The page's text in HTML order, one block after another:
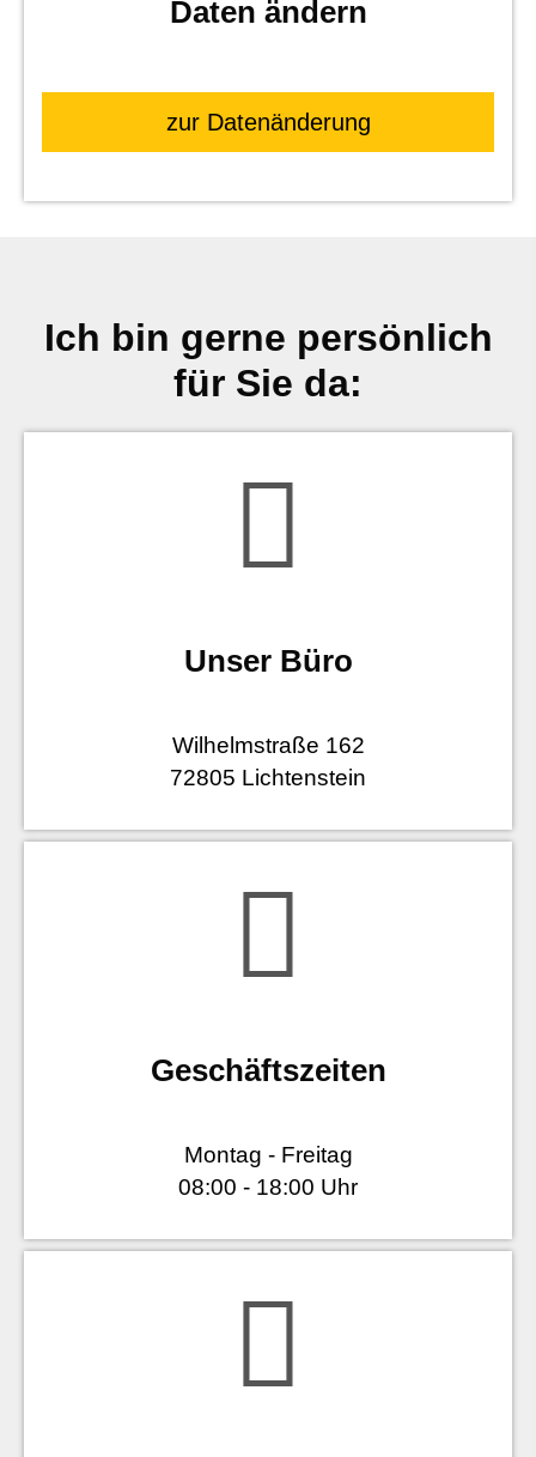
Daten ändern
zur Datenänderung
Ich bin gerne persönlich
für Sie da:
Unser Büro
Wilhelmstraße 162
72805 Lichtenstein
Geschäftszeiten
Montag - Freitag
08:00 - 18:00 Uhr